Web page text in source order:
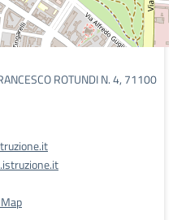
ROTUNDI N. 4, 71100